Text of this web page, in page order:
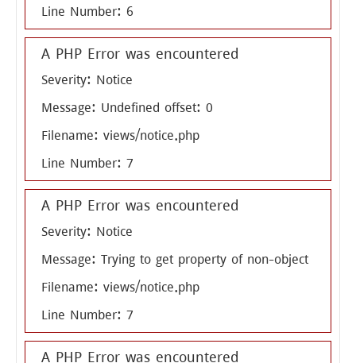
Line Number: 6
A PHP Error was encountered
Severity: Notice
Message: Undefined offset: 0
Filename: views/notice.php
Line Number: 7
A PHP Error was encountered
Severity: Notice
Message: Trying to get property of non-object
Filename: views/notice.php
Line Number: 7
A PHP Error was encountered